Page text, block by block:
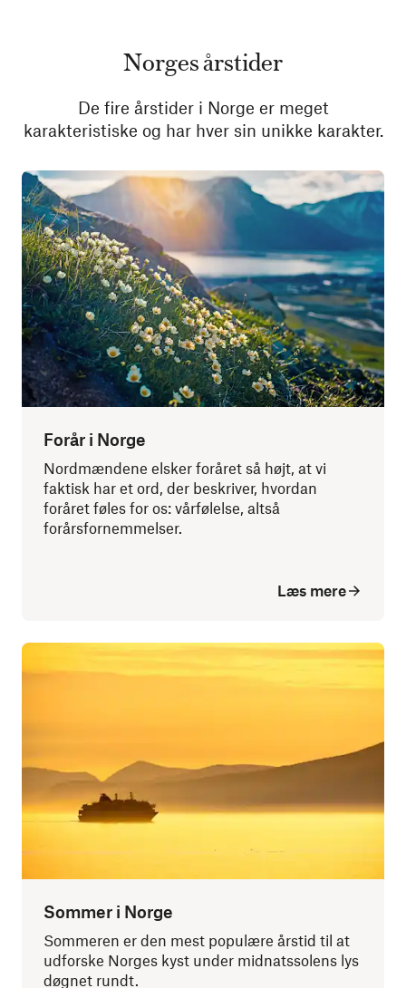
Norges årstider
De fire årstider i Norge er meget
karakteristiske og har hver sin unikke karakter.
Forår i Norge
Nordmændene elsker foråret så højt, at vi
faktisk har et ord, der beskriver, hvordan
foråret føles for os: vårfølelse, altså
forårsfornemmelser.
Læs mere
Sommer i Norge
Sommeren er den mest populære årstid til at
udforske Norges kyst under midnatssolens lys
døgnet rundt.